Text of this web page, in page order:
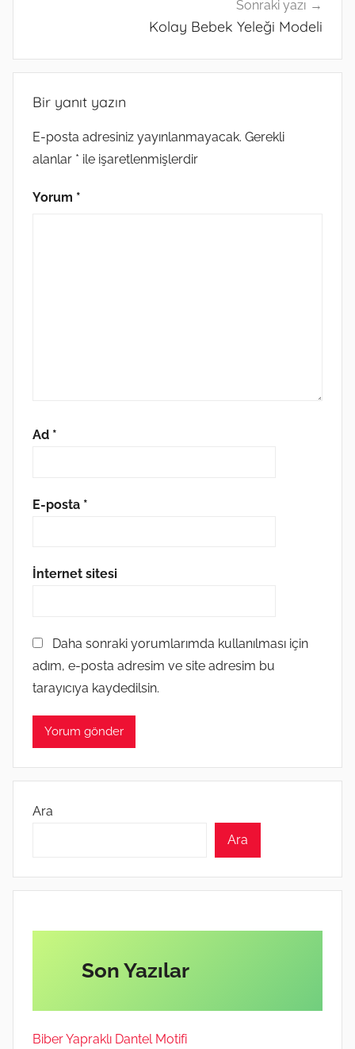
Sonraki yazı
Kolay Bebek Yeleği Modeli
Bir yanıt yazın
E-posta adresiniz yayınlanmayacak. Gerekli
alanlar * ile işaretlenmişlerdir
Yorum *
Ad *
E-posta *
İnternet sitesi
Daha sonraki yorumlarımda kullanılması için
adım, e-posta adresim ve site adresim bu
tarayıcıya kaydedilsin.
Ara
Ara
Son Yazılar
Biber Yapraklı Dantel Motifi